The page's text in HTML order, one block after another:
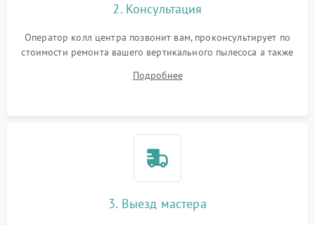
2. Консультация
Оператор колл центра позвонит вам, проконсультирует по
стоимости ремонта вашего вертикального пылесоса а также
Подробнее
3. Выезд мастера